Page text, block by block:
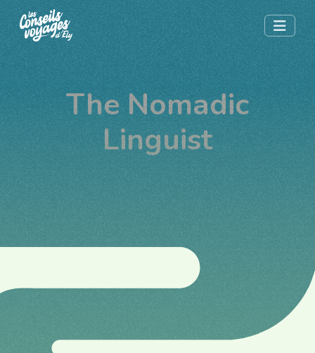
The Nomadic
Linguist